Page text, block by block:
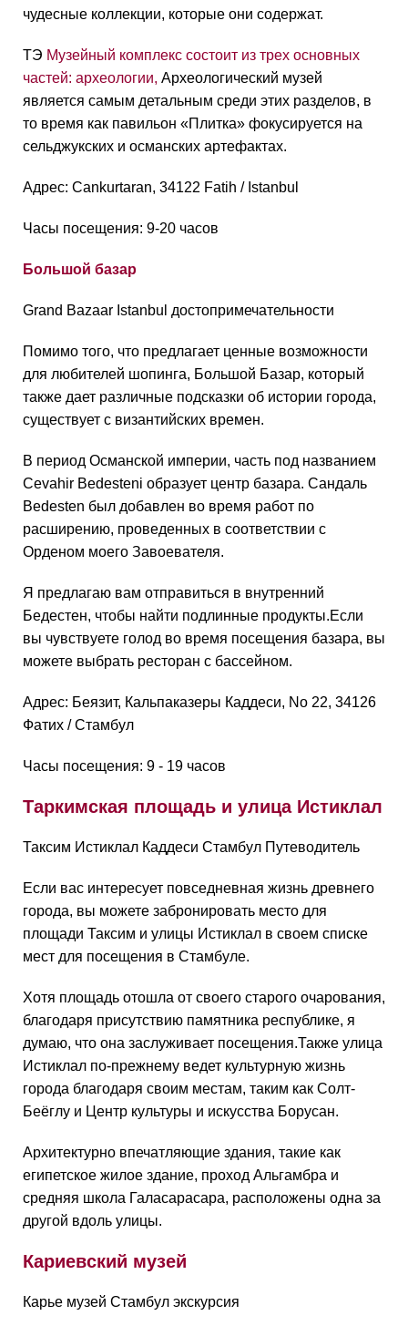
чудесные коллекции, которые они содержат.
ТЭ Музейный комплекс состоит из трех основных
частей: археологии, Археологический музей
является самым детальным среди этих разделов, в
то время как павильон «Плитка» фокусируется на
сельджукских и османских артефактах.
Адрес: Cankurtaran, 34122 Fatih / Istanbul
Часы посещения: 9-20 часов
Большой базар
Grand Bazaar Istanbul достопримечательности
Помимо того, что предлагает ценные возможности
для любителей шопинга, Большой Базар, который
также дает различные подсказки об истории города,
существует с византийских времен.
В период Османской империи, часть под названием
Cevahir Bedesteni образует центр базара. Сандаль
Bedesten был добавлен во время работ по
расширению, проведенных в соответствии с
Орденом моего Завоевателя.
Я предлагаю вам отправиться в внутренний
Бедестен, чтобы найти подлинные продукты.Если
вы чувствуете голод во время посещения базара, вы
можете выбрать ресторан с бассейном.
Адрес: Беязит, Кальпаказеры Каддеси, No 22, 34126
Фатих / Стамбул
Часы посещения: 9 - 19 часов
Таркимская площадь и улица Истиклал
Таксим Истиклал Каддеси Стамбул Путеводитель
Если вас интересует повседневная жизнь древнего
города, вы можете забронировать место для
площади Таксим и улицы Истиклал в своем списке
мест для посещения в Стамбуле.
Хотя площадь отошла от своего старого очарования,
благодаря присутствию памятника республике, я
думаю, что она заслуживает посещения.Также улица
Истиклал по-прежнему ведет культурную жизнь
города благодаря своим местам, таким как Солт-
Беёглу и Центр культуры и искусства Борусан.
Архитектурно впечатляющие здания, такие как
египетское жилое здание, проход Альгамбра и
средняя школа Галасарасара, расположены одна за
другой вдоль улицы.
Кариевский музей
Карье музей Стамбул экскурсия